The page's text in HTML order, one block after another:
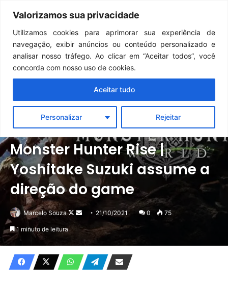
Valorizamos sua privacidade
Utilizamos cookies para aprimorar sua experiência de
navegação, exibir anúncios ou conteúdo personalizado e
analisar nosso tráfego. Ao clicar em “Aceitar todos”, você
concorda com nosso uso de cookies.
Personalizar Rejeitar
Aceitar tudo
Menu
Notícias Outros
Monster Hunter Rise |
Yoshitake Suzuki assume a
direção do game
Marcelo Souza
Follow
Mande21/10/2021 0 75
1 minuto de leitura